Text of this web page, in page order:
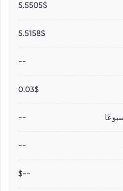
5.5505$
5.5158$
--
0.03$
--
--
--$